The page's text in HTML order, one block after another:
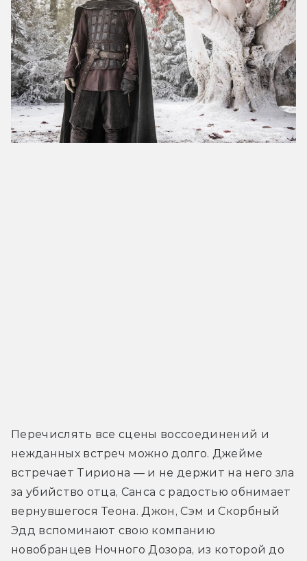
Перечислять все сцены воссоединений и
нежданных встреч можно долго. Джейме
встречает Тириона — и не держит на него зла
за убийство отца, Санса с радостью обнимает
вернувшегося Теона. Джон, Сэм и Скорбный
Эдд вспоминают свою компанию
новобранцев Ночного Дозора, из которой до